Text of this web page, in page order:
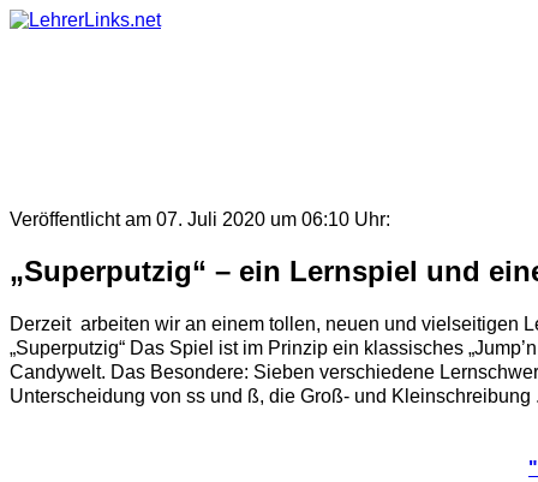
Skip
Veröffentlicht am 07. Juli 2020 um 06:10 Uhr:
„Superputzig“ – ein Lernspiel und
Derzeit arbeiten wir an einem tollen, neuen und vielseitigen
„Superputzig“ Das Spiel ist im Prinzip ein klassisches
Candywelt. Das Besondere: Sieben verschiedene
Unterscheidung von ss und ß, die Groß- und Kleinschreibung